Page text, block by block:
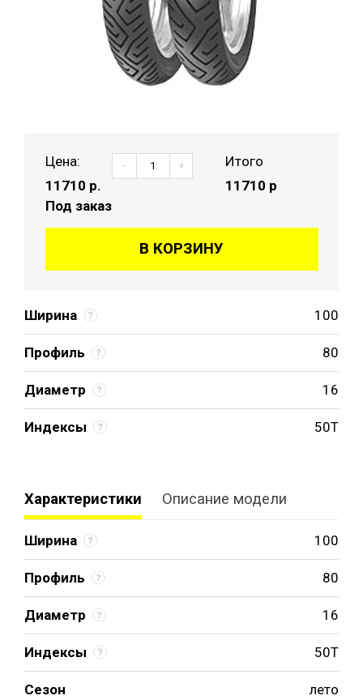
Ширина 100
Профиль 80
Диаметр 16
Индексы 50T
Цена:
11710 р.
Под заказ
- +
Итого
11710 р
В КОРЗИНУ
Характеристики Описание модели
Ширина 100
Профиль 80
Диаметр 16
Индексы 50T
Сезон лето